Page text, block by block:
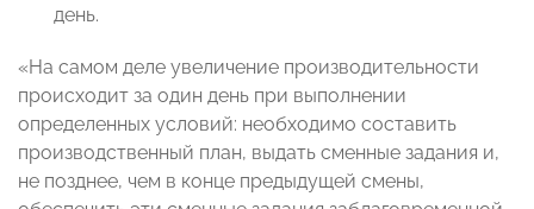
день.
«На самом деле увеличение производительности
происходит за один день при выполнении
определенных условий: необходимо составить
производственный план, выдать сменные задания и,
не позднее, чем в конце предыдущей смены,